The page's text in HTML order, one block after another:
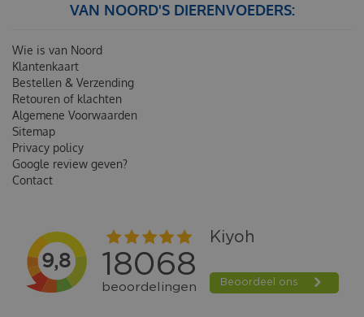
VAN NOORD'S DIERENVOEDERS:
Wie is van Noord
Klantenkaart
Bestellen & Verzending
Retouren of klachten
Algemene Voorwaarden
Sitemap
Privacy policy
Google review geven?
Contact